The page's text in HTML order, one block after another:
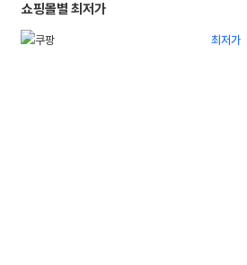
쇼핑몰별 최저가
최저가